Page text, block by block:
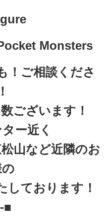
Monsters
！ご相談くださ
ございます！
ー近く
山など近隣のお
しております！
■